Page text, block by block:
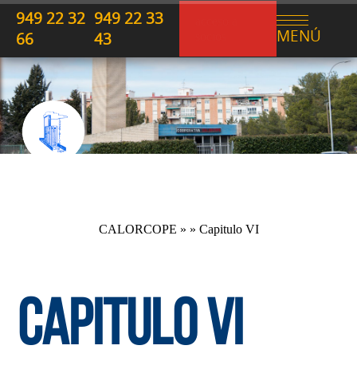
949 22 32
66
949 22 33
43
MENÚ
CALORCOPE » » Capitulo VI
CAPITULO VI